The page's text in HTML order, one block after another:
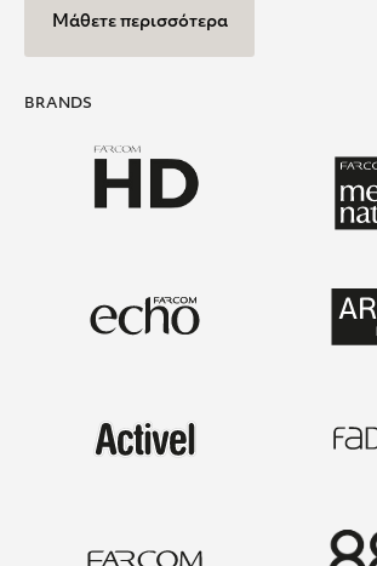
Μάθετε περισσότερα
BRANDS